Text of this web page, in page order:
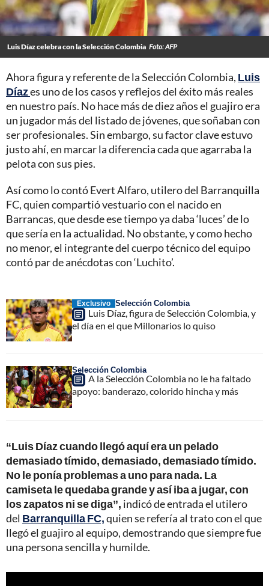
Luis Díaz celebra con la Selección Colombia Foto: AFP
Ahora figura y referente de la Selección Colombia, Luis
Díazes uno de los casos y reflejos del éxito más reales
en nuestro país. No hace más de diez años el guajiro era
un jugador más del listado de jóvenes, que soñaban con
ser profesionales. Sin embargo, su factor clave estuvo
justo ahí, en marcar la diferencia cada que agarraba la
pelota con sus pies.
Así como lo contó Evert Alfaro, utilero del Barranquilla
FC, quien compartió vestuario con el nacido en
Barrancas, que desde ese tiempo ya daba ‘luces’ de lo
que sería en la actualidad. No obstante, y como hecho
no menor, el integrante del cuerpo técnico del equipo
contó par de anécdotas con ‘Luchito’.
Exclusivo Selección Colombia
Luis Díaz, figura de Selección Colombia, y
el día en el que Millonarios lo quiso
Selección Colombia
A la Selección Colombia no le ha faltado
apoyo: banderazo, colorido hincha y más
“Luis Díaz cuando llegó aquí era un pelado
demasiado tímido, demasiado, demasiado tímido.
No le ponía problemas a uno para nada. La
camiseta le quedaba grande y así iba a jugar, con
los zapatos ni se diga”, indicó de entrada el utilero
del Barranquilla FC,quien se refería al trato con el que
llegó el guajiro al equipo, demostrando que siempre fue
una persona sencilla y humilde.